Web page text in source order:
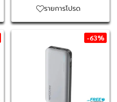
รายการโปรด
-63%